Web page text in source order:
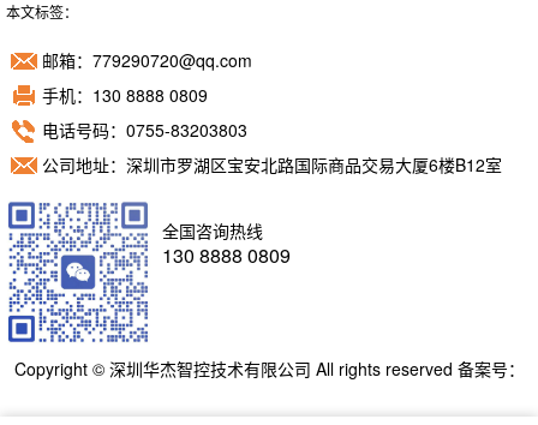
本文标签：
邮箱：779290720@qq.com
手机：130 8888 0809
电话号码：0755-83203803
公司地址：深圳市罗湖区宝安北路国际商品交易大厦6楼B12室
全国咨询热线
130 8888 0809
Copyright © 深圳华杰智控技术有限公司 All rights reserved 备案号：